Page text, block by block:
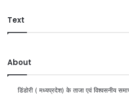
Text
About
डिंडोरी ( मध्यप्रदेश) के ताजा एवं विश्वसनीय